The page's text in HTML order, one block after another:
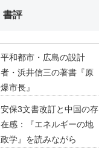
書評
平和都市・広島の設計
者・浜井信三の著書『原
爆市長』
安保3文書改訂と中国の存
在感：『エネルギーの地
政学』を読みながら